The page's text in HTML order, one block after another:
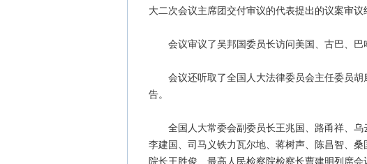
大二次会议主席团交付审议的代表提出的议案审议
会议审议了吴邦国委员长访问美国、古巴、巴
会议还听取了全国人大法律委员会主任委员胡
告。
全国人大常委会副委员长王兆国、路甬祥、乌
李建国、司马义铁力瓦尔地、蒋树声、陈昌智、
院长王胜俊、最高人民检察院检察长曹建明列席会